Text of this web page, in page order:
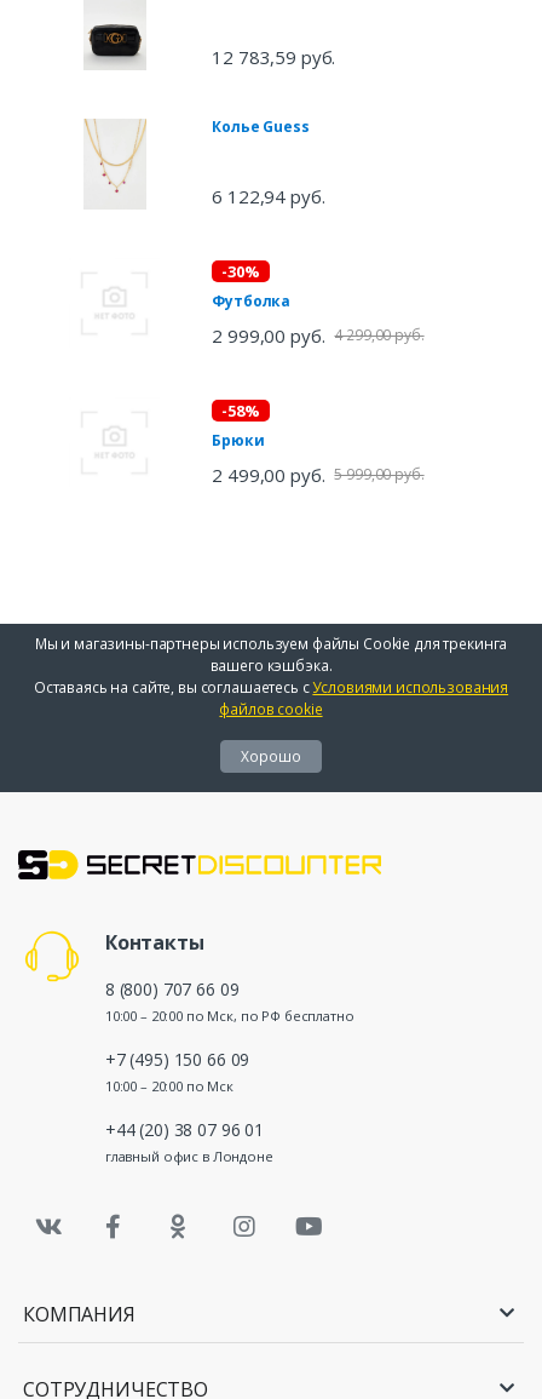
12 783,59 руб.
Колье Guess
6 122,94 руб.
-30%
Футболка
2 999,00 руб. 4 299,00 руб.
-58%
Брюки
2 499,00 руб. 5 999,00 руб.
Мы и магазины-партнеры используем файлы Cookie для трекинга
вашего кэшбэка.
Оставаясь на сайте, вы соглашаетесь сУсловиями использования
файлов cookie
Хорошо
Контакты
8 (800) 707 66 09
10:00 – 20:00 по Мск, по РФ бесплатно
+7 (495) 150 66 09
10:00 – 20:00 по Мск
+44 (20) 38 07 96 01
главный офис в Лондоне
КОМПАНИЯ
СОТРУДНИЧЕСТВО